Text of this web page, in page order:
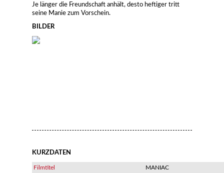
Je länger die Freundschaft anhält, desto heftiger tritt
seine Manie zum Vorschein.
BILDER
KURZDATEN
Filmtitel
MANIAC